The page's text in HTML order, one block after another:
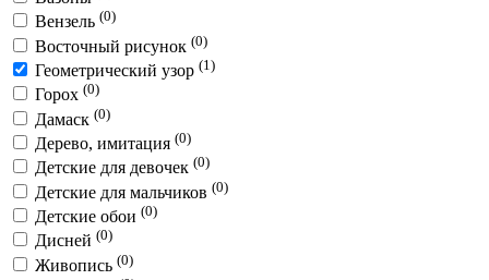
Вензель (0)
Восточный рисунок (0)
Геометрический узор (1)
Горох (0)
Дамаск (0)
Дерево, имитация (0)
Детские для девочек (0)
Детские для мальчиков (0)
Детские обои (0)
Дисней (0)
Живопись (0)